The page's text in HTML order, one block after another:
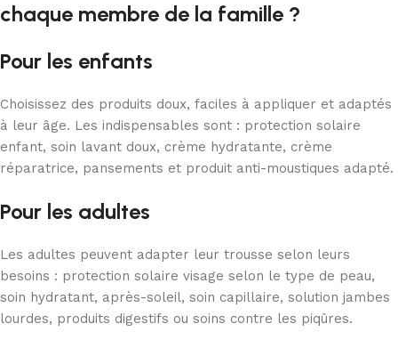
chaque membre de la famille ?
Pour les enfants
Choisissez des produits doux, faciles à appliquer et adaptés
à leur âge. Les indispensables sont : protection solaire
enfant, soin lavant doux, crème hydratante, crème
réparatrice, pansements et produit anti-moustiques adapté.
Pour les adultes
Les adultes peuvent adapter leur trousse selon leurs
besoins : protection solaire visage selon le type de peau,
soin hydratant, après-soleil, soin capillaire, solution jambes
lourdes, produits digestifs ou soins contre les piqûres.